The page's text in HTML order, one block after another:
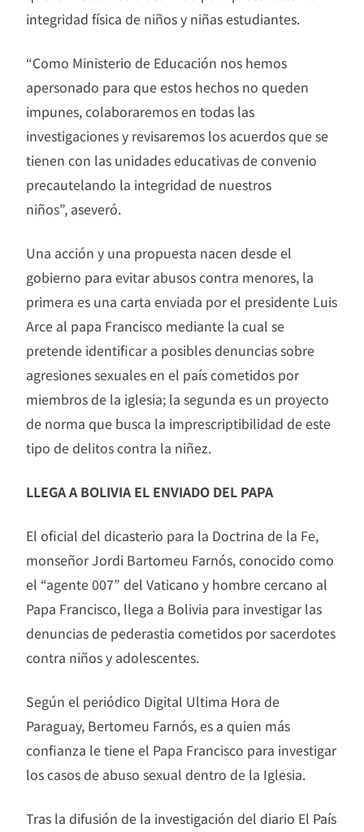
integridad física de niños y niñas estudiantes.
“Como Ministerio de Educación nos hemos
apersonado para que estos hechos no queden
impunes, colaboraremos en todas las
investigaciones y revisaremos los acuerdos que se
tienen con las unidades educativas de convenio
precautelando la integridad de nuestros
niños”, aseveró.
Una acción y una propuesta nacen desde el
gobierno para evitar abusos contra menores, la
primera es una carta enviada por el presidente Luis
Arce al papa Francisco mediante la cual se
pretende identificar a posibles denuncias sobre
agresiones sexuales en el país cometidos por
miembros de la iglesia; la segunda es un proyecto
de norma que busca la imprescriptibilidad de este
tipo de delitos contra la niñez.
LLEGA A BOLIVIA EL ENVIADO DEL PAPA
El oficial del dicasterio para la Doctrina de la Fe,
monseñor Jordi Bartomeu Farnós, conocido como
el “agente 007” del Vaticano y hombre cercano al
Papa Francisco, llega a Bolivia para investigar las
denuncias de pederastia cometidos por sacerdotes
contra niños y adolescentes.
Según el periódico Digital Ultima Hora de
Paraguay, Bertomeu Farnós, es a quien más
confianza le tiene el Papa Francisco para investigar
los casos de abuso sexual dentro de la Iglesia.
Tras la difusión de la investigación del diario El País